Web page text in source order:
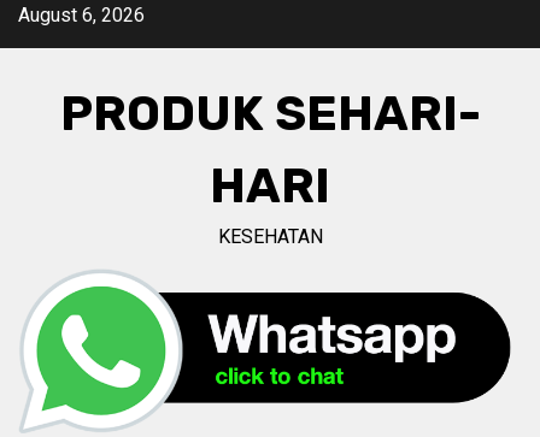
SkipAugust 6, 2026
PRODUK SEHARI-
HARI
KESEHATAN